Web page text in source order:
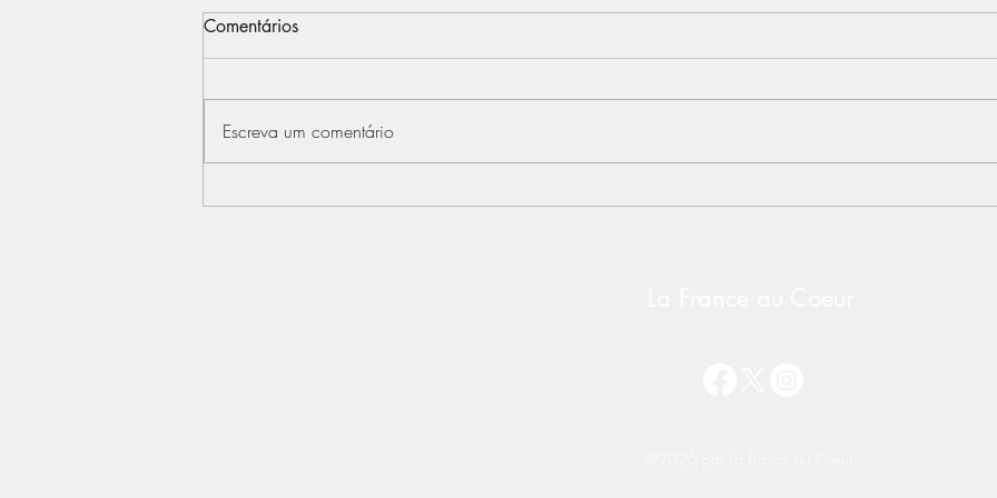
Interview - Français.Press -
L'impôt universel - Un risque
Comentários
Escreva um comentário